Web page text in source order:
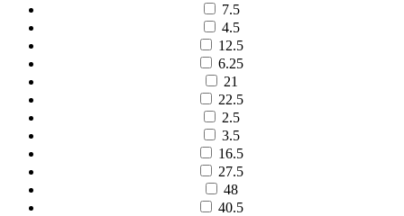
7.5
4.5
12.5
6.25
21
22.5
2.5
3.5
16.5
27.5
48
40.5